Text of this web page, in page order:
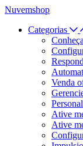
Nuvemshop
Categorias
Venda
Ative
Ative